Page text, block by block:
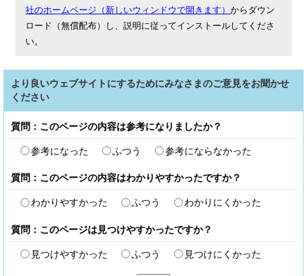
社のホームページ（新しいウィンドウで開きます）からダウン
ロード（無償配布）し、説明に従ってインストールしてくださ
い。
より良いウェブサイトにするためにみなさまのご意見をお聞かせ
ください
質問：このページの内容は参考になりましたか？
参考になった ふつう 参考にならなかった
質問：このページの内容はわかりやすかったですか？
わかりやすかった ふつう わかりにくかった
質問：このページは見つけやすかったですか？
見つけやすかった ふつう 見つけにくかった